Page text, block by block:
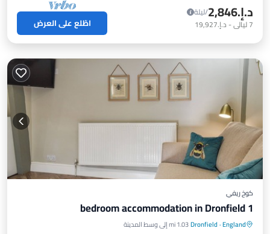
د.إ.‏2,846
/ليلة
7ليالي- د.إ.‏19,927 اطّلع على العرض
كوخ ريفي
1 bedroom accommodation in Dronfield
England
·
Dronfield1.03 mi إلى وسط المدينة
موقف سيارات مطبخ